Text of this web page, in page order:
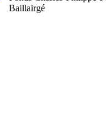
Baillairgé